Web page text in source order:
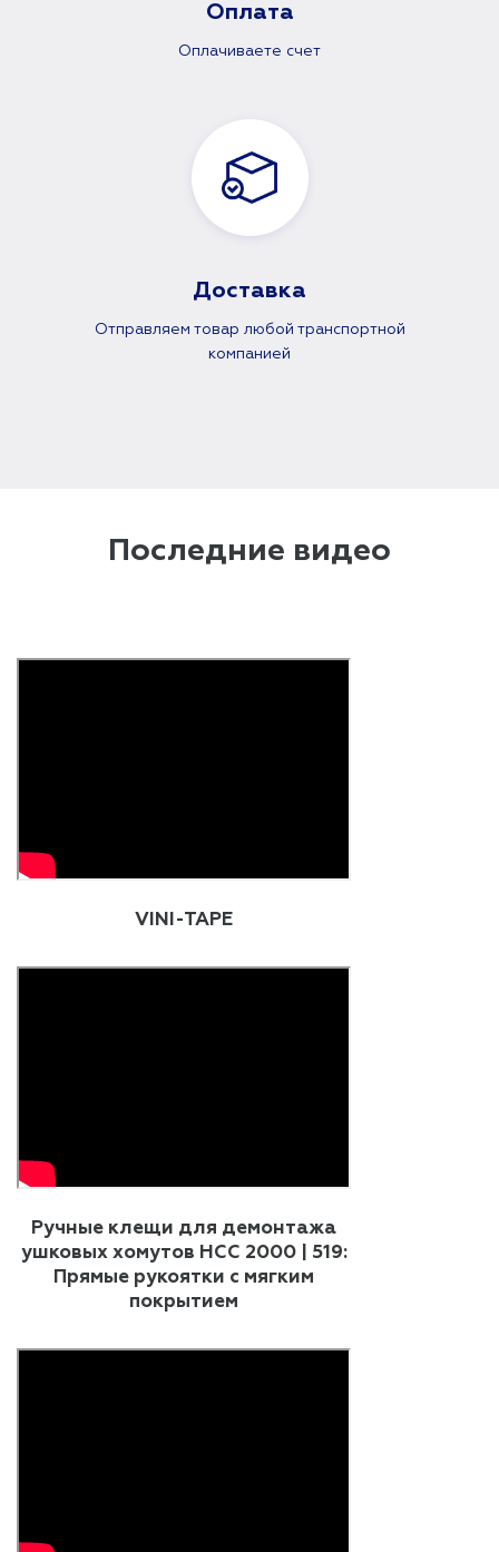
Оплата
Оплачиваете счет
Доставка
Отправляем товар любой транспортной
компанией
Последние видео
VINI-TAPE
Ручные клещи для демонтажа
ушковых хомутов HCC 2000 | 519:
Прямые рукоятки с мягким
покрытием